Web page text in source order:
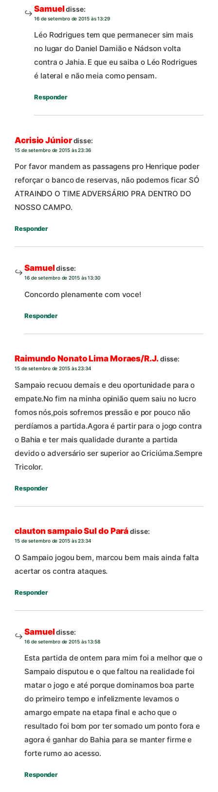
Samueldisse:
16 de setembro de 2015 às 13:29
Léo Rodrigues tem que permanecer sim mais
no lugar do Daniel Damião e Nádson volta
contra o Jahia. E que eu saiba o Léo Rodrigues
é lateral e não meia como pensam.
Responder
Acrisio Júniordisse:
15 de setembro de 2015 às 23:36
Por favor mandem as passagens pro Henrique poder
reforçar o banco de reservas, não podemos ficar SÓ
ATRAINDO O TIME ADVERSÁRIO PRA DENTRO DO
NOSSO CAMPO.
Responder
Samueldisse:
16 de setembro de 2015 às 13:30
Concordo plenamente com voce!
Responder
Raimundo Nonato Lima Moraes/R.J.disse:
15 de setembro de 2015 às 23:34
Sampaio recuou demais e deu oportunidade para o
empate.No fim na minha opinião quem saiu no lucro
fomos nós,pois sofremos pressão e por pouco não
perdíamos a partida.Agora é partir para o jogo contra
o Bahia e ter mais qualidade durante a partida
devido o adversário ser superior ao Criciúma.Sempre
Tricolor.
Responder
clauton sampaio Sul do Parádisse:
15 de setembro de 2015 às 23:34
O Sampaio jogou bem, marcou bem mais ainda falta
acertar os contra ataques.
Responder
Samueldisse:
16 de setembro de 2015 às 13:58
Esta partida de ontem para mim foi a melhor que o
Sampaio disputou e o que faltou na realidade foi
matar o jogo e até porque dominamos boa parte
do primeiro tempo e infelizmente levamos o
amargo empate na etapa final e acho que o
resultado foi bom por ter somado um ponto fora e
agora é ganhar do Bahia para se manter firme e
forte rumo ao acesso.
Responder